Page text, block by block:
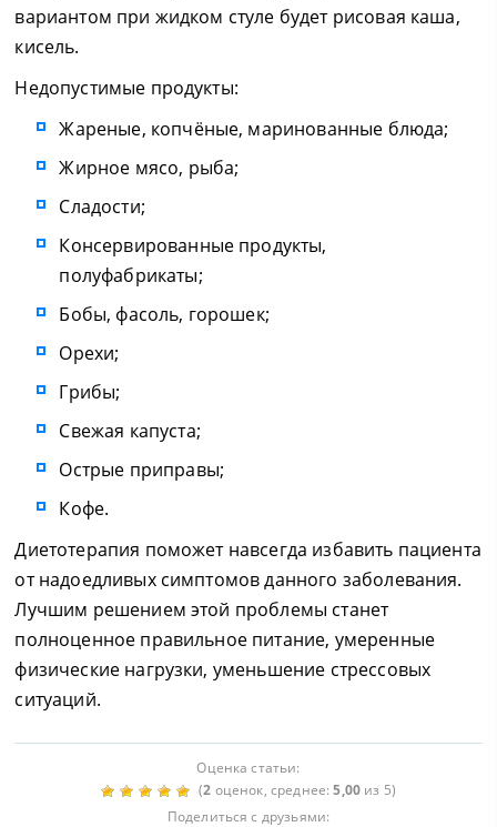
вариантом при жидком стуле будет рисовая каша,
кисель.
Недопустимые продукты:
Жареные, копчёные, маринованные блюда;
Жирное мясо, рыба;
Сладости;
Консервированные продукты,
полуфабрикаты;
Бобы, фасоль, горошек;
Орехи;
Грибы;
Свежая капуста;
Острые приправы;
Кофе.
Диетотерапия поможет навсегда избавить пациента
от надоедливых симптомов данного заболевания.
Лучшим решением этой проблемы станет
полноценное правильное питание, умеренные
физические нагрузки, уменьшение стрессовых
ситуаций.
Оценка статьи:
(2 оценок, среднее:5,00 из 5)
Поделиться с друзьями: